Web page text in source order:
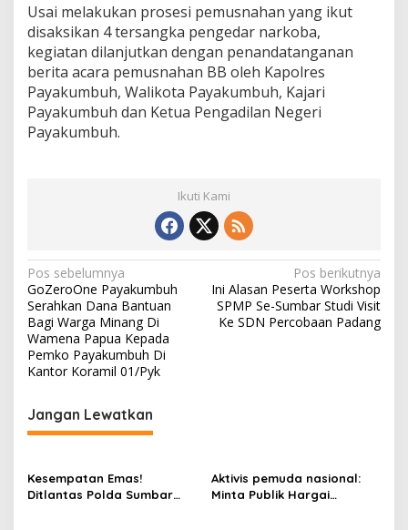
Usai melakukan prosesi pemusnahan yang ikut
disaksikan 4 tersangka pengedar narkoba,
kegiatan dilanjutkan dengan penandatanganan
berita acara pemusnahan BB oleh Kapolres
Payakumbuh, Walikota Payakumbuh, Kajari
Payakumbuh dan Ketua Pengadilan Negeri
Payakumbuh.
Ikuti Kami
N
a
v
i
g
a
s
p
o
Pos sebelumnya
GoZeroOne Payakumbuh
Serahkan Dana Bantuan
Bagi Warga Minang Di
Wamena Papua Kepada
Pemko Payakumbuh Di
Kantor Koramil 01/Pyk
Pos berikutnya
Ini Alasan Peserta Workshop
SPMP Se-Sumbar Studi Visit
Ke SDN Percobaan Padang
Jangan Lewatkan
Kesempatan Emas!
Ditlantas Polda Sumbar
Aktivis pemuda nasional:
Minta Publik Hargai